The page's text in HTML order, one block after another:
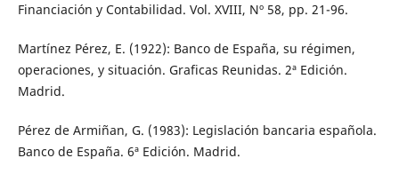
Financiación y Contabilidad. Vol. XVIII, Nº 58, pp. 21-96.
Martínez Pérez, E. (1922): Banco de España, su régimen,
operaciones, y situación. Graficas Reunidas. 2ª Edición.
Madrid.
Pérez de Armiñan, G. (1983): Legislación bancaria española.
Banco de España. 6ª Edición. Madrid.